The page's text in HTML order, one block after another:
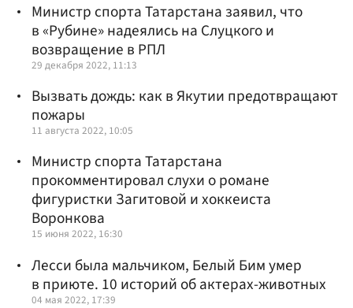
Министр спорта Татарстана заявил, что
в «Рубине» надеялись на Слуцкого и
возвращение в РПЛ
29 декабря 2022, 11:13
Вызвать дождь: как в Якутии предотвращают
пожары
11 августа 2022, 10:05
Министр спорта Татарстана
прокомментировал слухи о романе
фигуристки Загитовой и хоккеиста
Воронкова
15 июня 2022, 16:30
Лесси была мальчиком, Белый Бим умер
в приюте. 10 историй об актерах-животных
04 мая 2022, 17:39